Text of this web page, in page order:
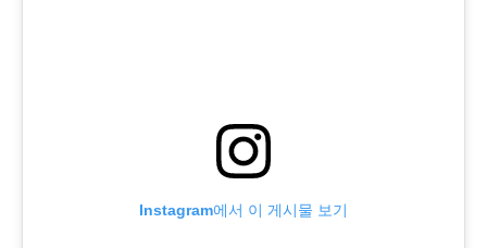
Instagram에서 이 게시물 보기